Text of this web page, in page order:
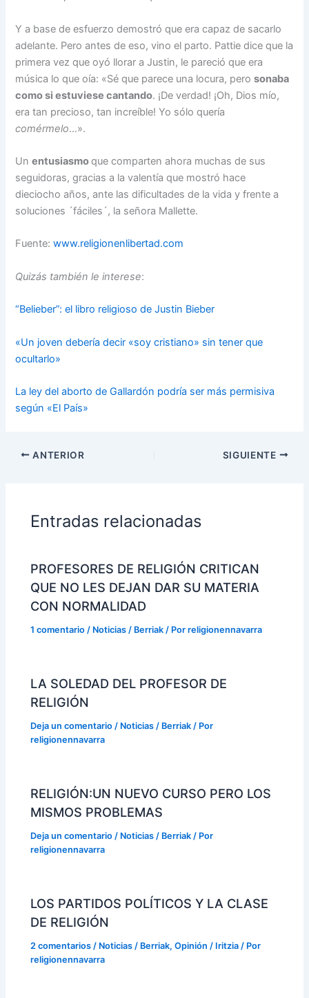
Y a base de esfuerzo demostró que era capaz de sacarlo
adelante. Pero antes de eso, vino el parto. Pattie dice que la
primera vez que oyó llorar a Justin, le pareció que era
música lo que oía: «Sé que parece una locura, perosonaba
como si estuviese cantando. ¡De verdad! ¡Oh, Dios mío,
era tan precioso, tan increíble! Yo sólo quería
comérmelo…».
Unentusiasmoque comparten ahora muchas de sus
seguidoras, gracias a la valentía que mostró hace
dieciocho años, ante las dificultades de la vida y frente a
soluciones ´fáciles´, la señora Mallette.
Fuente:www.religionenlibertad.com
Quizás también le interese:
“Belieber”: el libro religioso de Justin Bieber
«Un joven debería decir «soy cristiano» sin tener que
ocultarlo»
La ley del aborto de Gallardón podría ser más permisiva
según «El País»
ANTERIOR SIGUIENTE
Entradas relacionadas
PROFESORES DE RELIGIÓN CRITICAN
QUE NO LES DEJAN DAR SU MATERIA
CON NORMALIDAD
1 comentario / Noticias / Berriak / Porreligionennavarra
LA SOLEDAD DEL PROFESOR DE
RELIGIÓN
Deja un comentario / Noticias / Berriak / Por
religionennavarra
RELIGIÓN:UN NUEVO CURSO PERO LOS
MISMOS PROBLEMAS
Deja un comentario / Noticias / Berriak / Por
religionennavarra
LOS PARTIDOS POLÍTICOS Y LA CLASE
DE RELIGIÓN
2 comentarios / Noticias / Berriak,Opinión / Iritzia / Por
religionennavarra